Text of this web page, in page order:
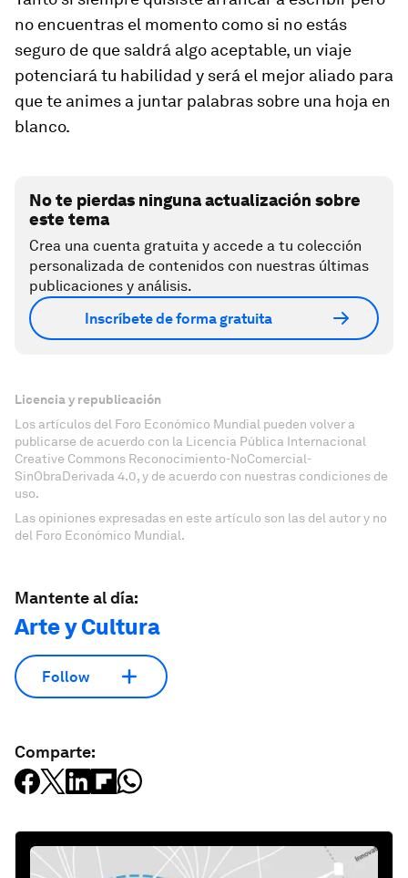
no encuentras el momento como si no estás
seguro de que saldrá algo aceptable, un viaje
potenciará tu habilidad y será el mejor aliado para
que te animes a juntar palabras sobre una hoja en
blanco.
No te pierdas ninguna actualización sobre
este tema
Crea una cuenta gratuita y accede a tu colección
personalizada de contenidos con nuestras últimas
publicaciones y análisis.
Inscríbete de forma gratuita
Licencia y republicación
Los artículos del Foro Económico Mundial pueden volver a
publicarse de acuerdo con la Licencia Pública Internacional
Creative Commons Reconocimiento-NoComercial-
SinObraDerivada 4.0, y de acuerdo con nuestras condiciones de
uso.
Las opiniones expresadas en este artículo son las del autor y no
del Foro Económico Mundial.
Mantente al día:
Arte y Cultura
Follow
Comparte: